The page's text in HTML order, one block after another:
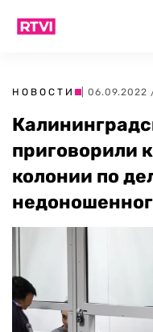
НОВОСТИ | 06.09.2022
приговорили
колонии по